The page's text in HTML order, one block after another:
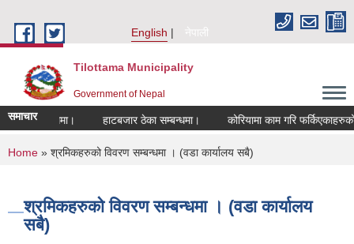
English
नेपाली
Tilottama Municipality
Government of Nepal
समाचार
सम्बन्धमा। हाटबजार ठेका सम्बन्धमा। कोरियामा काम गरि फर्किएकाहरुको
You are here
Home » श्रमिकहरुको विवरण सम्बन्धमा । (वडा कार्यालय सबै)
श्रमिकहरुको विवरण सम्बन्धमा । (वडा कार्यालय
सबै)